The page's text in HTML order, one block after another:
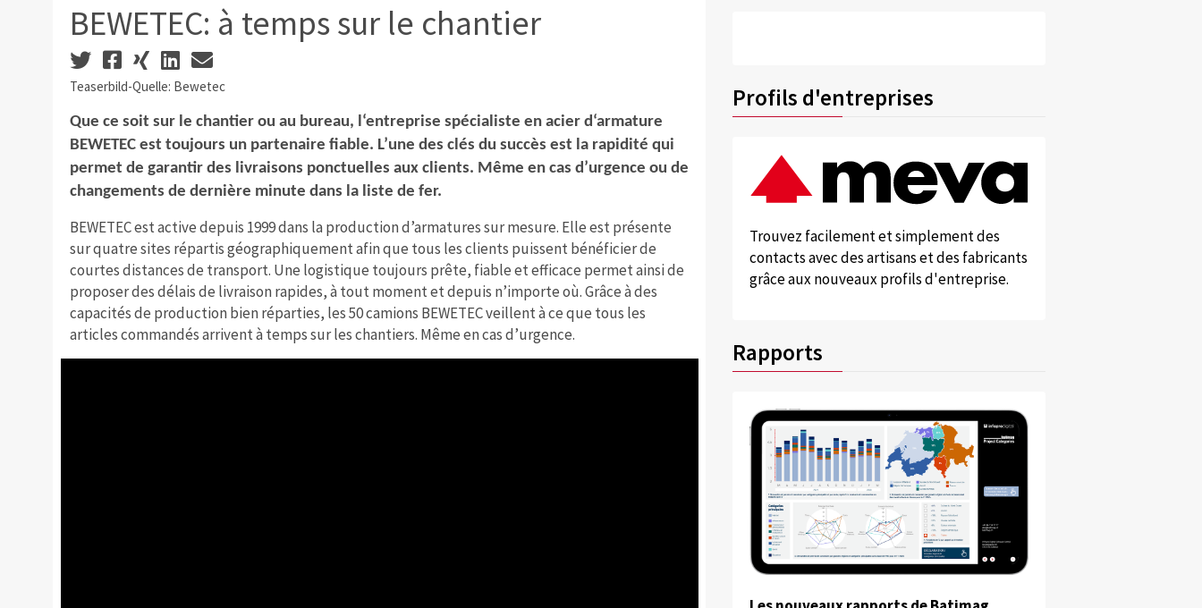
BEWETEC: à temps sur le chantier
Teaserbild-Quelle: Bewetec
Que ce soit sur le chantier ou au bureau, l‘entreprise spécialiste en acier d‘armature
BEWETEC est toujours un partenaire fiable. L’une des clés du succès est la rapidité qui
permet de garantir des livraisons ponctuelles aux clients. Même en cas d’urgence ou de
changements de dernière minute dans la liste de fer.
BEWETEC est active depuis 1999 dans la production d’armatures sur mesure. Elle est présente
sur quatre sites répartis géographiquement afin que tous les clients puissent bénéficier de
courtes distances de transport. Une logistique toujours prête, fiable et efficace permet ainsi de
proposer des délais de livraison rapides, à tout moment et depuis n’importe où. Grâce à des
capacités de production bien réparties, les 50 camions BEWETEC veillent à ce que tous les
articles commandés arrivent à temps sur les chantiers. Même en cas d’urgence.
Profils d'entreprises
Trouvez facilement et simplement des
contacts avec des artisans et des fabricants
grâce aux nouveaux profils d'entreprise.
Rapports